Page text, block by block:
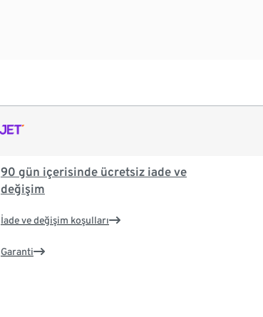
90 gün içerisinde ücretsiz iade ve
değişim
İade ve değişim koşulları
Garanti